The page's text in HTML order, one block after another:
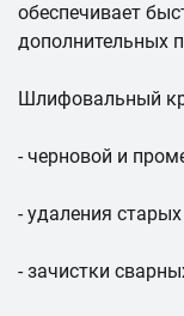
обеспечивает
дополнительных
Шлифовальный
- черновой и
- удаления
- зачистки